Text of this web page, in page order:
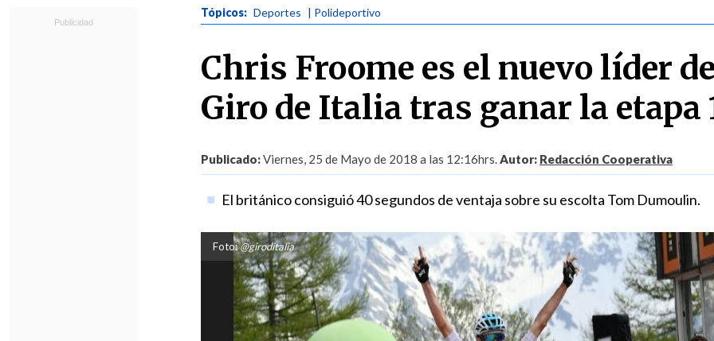
Tópicos: Deportes | Polideportivo
Chris Froome es el nuevo líder
Giro de Italia tras ganar la etapa
Publicado:Viernes, 25 de Mayo de 2018 a las 12:16hrs.Autor: Redacción Cooperativa
El británico consiguió 40 segundos de ventaja sobre su escolta Tom Dumoulin.
Foto:@giroditalia